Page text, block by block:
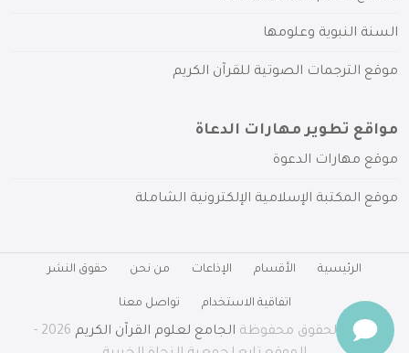
السنة النبوية وعلومها
موقع الترجمات الصوتية للقرآن الكريم
مواقع تطوير مهارات الدعاة
موقع مهارات الدعوة
موقع المكتبة الإسلامية الإلكترونية الشاملة
الرئيسية الأقسام الإذاعات من نحن حقوق النشر
اتفاقية الاستخدام تواصل معنا
جميع الحقوق محفوظة الجامع لعلوم القرآن الكريم
2026 -